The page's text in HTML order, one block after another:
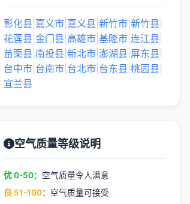
彰化县 嘉义市 嘉义县 新竹市 新竹县
花莲县 金门县 高雄市 基隆市 连江县
苗栗县 南投县 新北市 澎湖县 屏东县
台中市 台南市 台北市 台东县 桃园县
宜兰县
空气质量等级说明
优 0-50：空气质量令人满意
良 51-100：空气质量可接受